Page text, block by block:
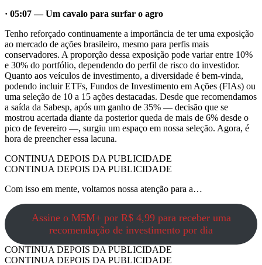
· 05:07 — Um cavalo para surfar o agro
Tenho reforçado continuamente a importância de ter uma exposição
ao mercado de ações brasileiro, mesmo para perfis mais
conservadores. A proporção dessa exposição pode variar entre 10%
e 30% do portfólio, dependendo do perfil de risco do investidor.
Quanto aos veículos de investimento, a diversidade é bem-vinda,
podendo incluir ETFs, Fundos de Investimento em Ações (FIAs) ou
uma seleção de 10 a 15 ações destacadas. Desde que recomendamos
a saída da Sabesp, após um ganho de 35% — decisão que se
mostrou acertada diante da posterior queda de mais de 6% desde o
pico de fevereiro —, surgiu um espaço em nossa seleção. Agora, é
hora de preencher essa lacuna.
CONTINUA DEPOIS DA PUBLICIDADE
CONTINUA DEPOIS DA PUBLICIDADE
Com isso em mente, voltamos nossa atenção para a…
Assine o M5M+ por R$ 4,99 para receber uma
recomendação de investimento por dia
CONTINUA DEPOIS DA PUBLICIDADE
CONTINUA DEPOIS DA PUBLICIDADE